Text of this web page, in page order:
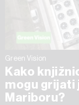
Green Vision
Kako
mogu grijati
Mariboru?